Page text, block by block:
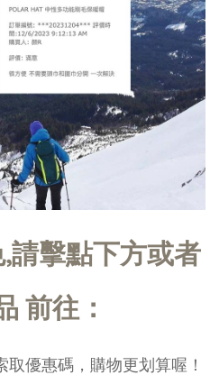
請擊點下方或者
前往：
優惠碼，購物更划算喔！